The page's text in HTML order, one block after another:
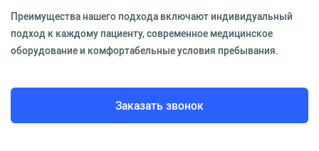
Преимущества нашего подхода включают индивидуальный
подход к каждому пациенту, современное медицинское
оборудование и комфортабельные условия пребывания.
Заказать звонок